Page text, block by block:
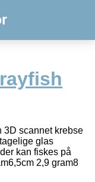
3D scannet krebse
glas
kan fiskes på
2,9 gram8